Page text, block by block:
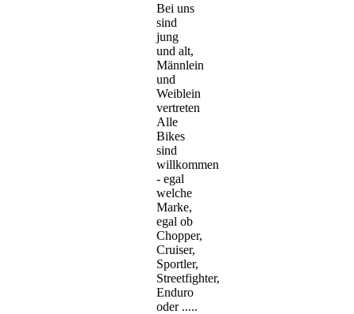
Bei uns
sind
jung
und alt,
Männlein
und
Weiblein
vertreten
Alle
Bikes
sind
willkommen
- egal
welche
Marke,
egal ob
Chopper,
Cruiser,
Sportler,
Streetfighter,
Enduro
oder .....